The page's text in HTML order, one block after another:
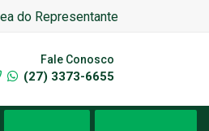
do Representante
Fale Conosco
(27) 3373-6655